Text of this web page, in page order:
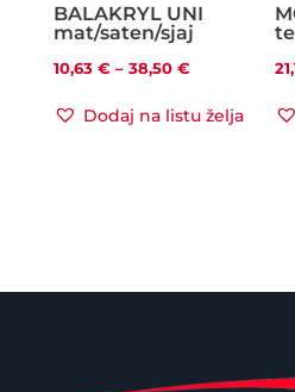
BALAKRYL UNI
mat/saten/sjaj
10,63 € – 38,50 €Raspon
Dodaj na listu želja